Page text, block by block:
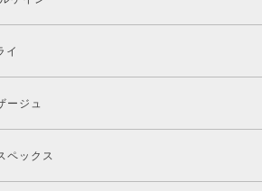
イ
ージュ
ペックス